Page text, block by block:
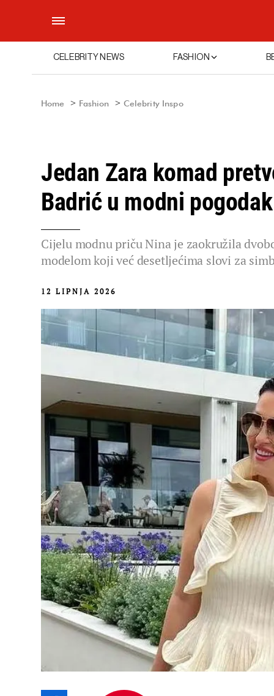
CELEBRITY NEWS FASHION
Home Fashion Celebrity Inspo
Jedan Zara komad
Badrić u modni pogodak
Cijelu modnu priču Nina je zaokružila
modelom koji već desetljećima slovi za
12 LIPNJA 2026